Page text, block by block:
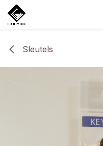
Overslaan naar inhoud
Sleutels